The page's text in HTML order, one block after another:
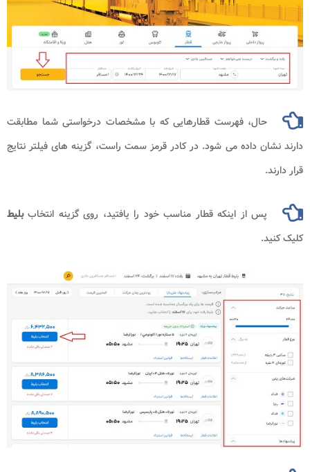
حال، فهرست قطارهایی که با مشخصات درخواستی شما مطابقت
داده می شود. در کادر قرمز سمت راست، گزینه های فیلتر نتایج
پس از اینکه قطار مناسب خود را یافتید، روی گزینه انتخاببلیط